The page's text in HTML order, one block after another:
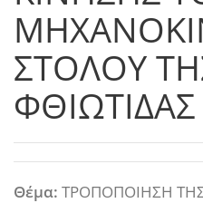
ΣΤΟΛΟΥ
Θέμα: ΤΡΟΠΟΠΟΙΗΣΗ ΤΗΣ